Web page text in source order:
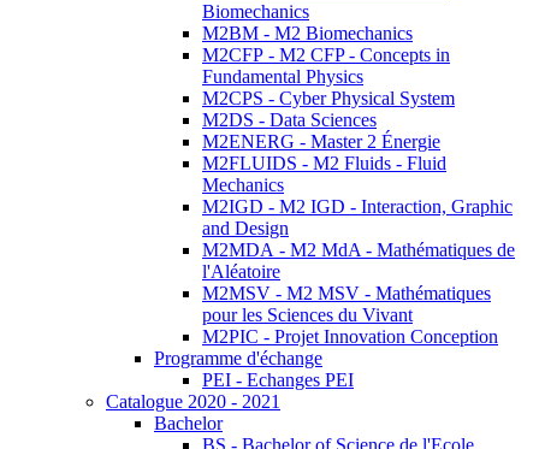
Biomechanics
M2BM - M2 Biomechanics
M2CFP - M2 CFP - Concepts in
Fundamental Physics
M2CPS - Cyber Physical System
M2DS - Data Sciences
M2ENERG - Master 2 Énergie
M2FLUIDS - M2 Fluids - Fluid
Mechanics
M2IGD - M2 IGD - Interaction, Graphic
and Design
M2MDA - M2 MdA - Mathématiques de
l'Aléatoire
M2MSV - M2 MSV - Mathématiques
pour les Sciences du Vivant
M2PIC - Projet Innovation Conception
Programme d'échange
PEI - Echanges PEI
Catalogue 2020 - 2021
Bachelor
BS - Bachelor of Science de l'Ecole